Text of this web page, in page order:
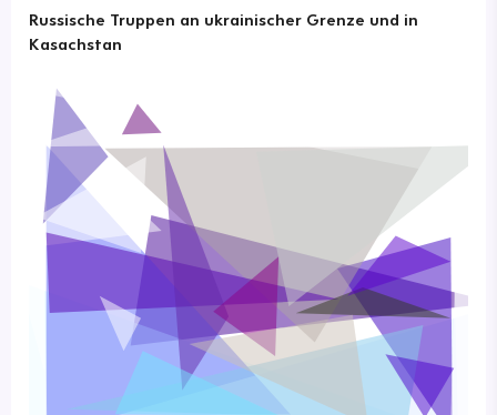
Russische Truppen an ukrainischer Grenze und in
Kasachstan